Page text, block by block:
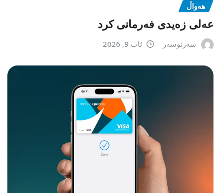
هەواڵ
عەلی زەیدی فەرمانی کرد
سەرنوسەر ئاب 9, 2026